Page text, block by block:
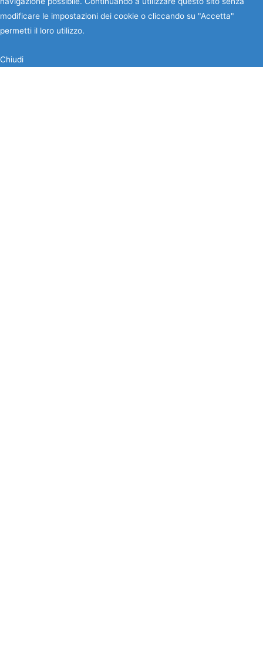
modificare le impostazioni dei cookie o cliccando su "Accetta"
permetti il loro utilizzo.
Chiudi